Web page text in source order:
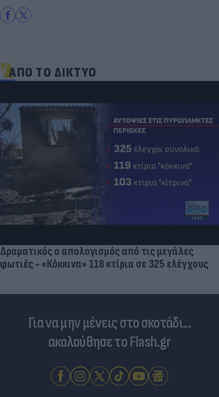
ΑΠΟ ΤΟ ΔΙΚΤΥΟ
Ποδοσφαιριστές που σίγουρα πίστευες ότι έχουν
σταματήσει κι όμως παίζουν ακόμα μπάλα
Για να μην μένεις στο σκοτάδι...
ακολούθησε το Flash.gr